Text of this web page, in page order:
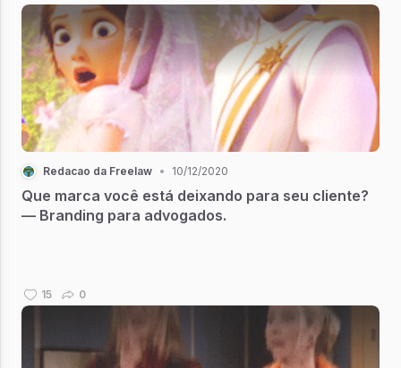
Redacao da Freelaw • 10/12/2020
Que marca você está deixando para seu cliente?
— Branding para advogados.
15 0